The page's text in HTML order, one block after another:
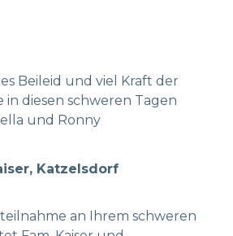
Beileid und viel Kraft der
in diesen schweren Tagen
und Ronny
Katzelsdorf
an Ihrem schweren